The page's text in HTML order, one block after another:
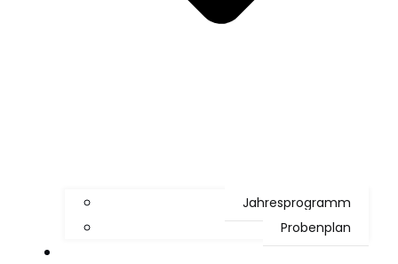
Jahresprogramm
Probenplan
Jugend